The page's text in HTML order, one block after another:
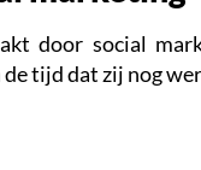
door social
tijd dat zij nog